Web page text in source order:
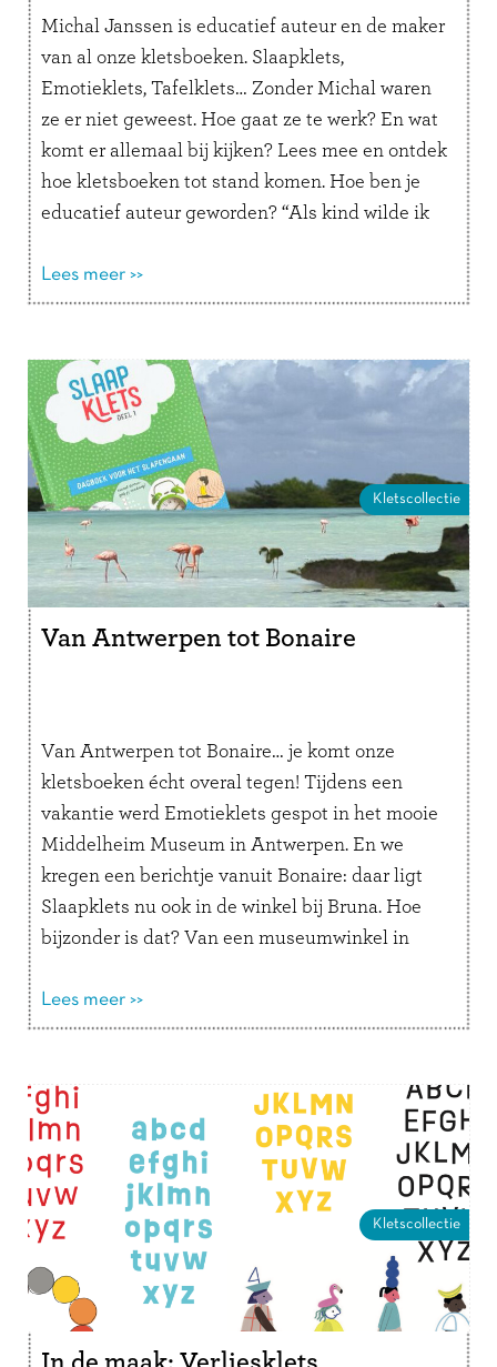
Michal Janssen is educatief auteur en de maker
van al onze kletsboeken. Slaapklets,
Emotieklets, Tafelklets… Zonder Michal waren
ze er niet geweest. Hoe gaat ze te werk? En wat
komt er allemaal bij kijken? Lees mee en ontdek
hoe kletsboeken tot stand komen. Hoe ben je
educatief auteur geworden? “Als kind wilde ik
Lees meer >>
Kletscollectie
Van Antwerpen tot Bonaire
Van Antwerpen tot Bonaire… je komt onze
kletsboeken écht overal tegen! Tijdens een
vakantie werd Emotieklets gespot in het mooie
Middelheim Museum in Antwerpen. En we
kregen een berichtje vanuit Bonaire: daar ligt
Slaapklets nu ook in de winkel bij Bruna. Hoe
bijzonder is dat? Van een museumwinkel in
verder
Lees meer >>
Kletscollectie